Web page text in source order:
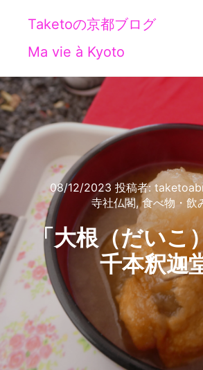
Taketoの京都ブログ
Ma vie à Kyoto
08/12/2023 投稿者:
寺社仏閣,食べ物・飲
「大根（だいこ
千本釈迦